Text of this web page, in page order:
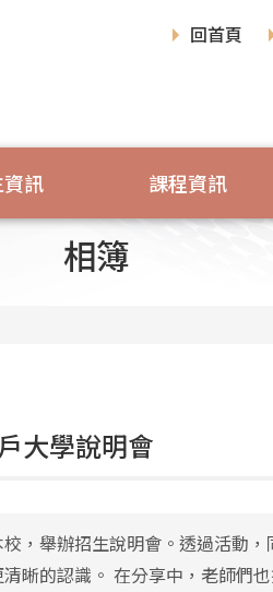
回首頁
訊 課程資訊
相簿
大學說明會
，舉辦招生說明會。透過活動
晰的認識。 在分享中，老師們